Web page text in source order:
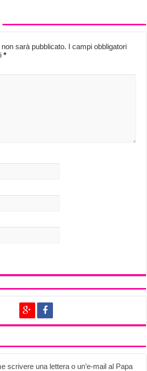
sarà pubblicato. I campi obbligatori
*
scrivere una lettera o un’e-mail al Papa